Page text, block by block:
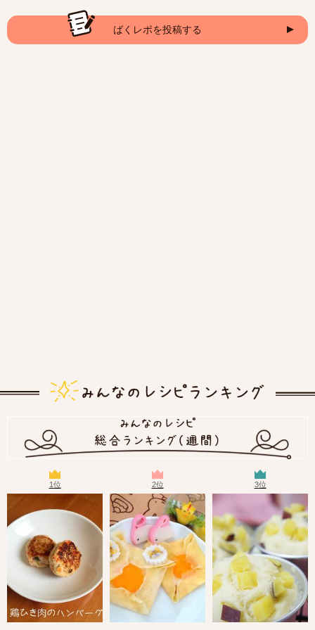
ばくレポを投稿する
1位 2位 3位